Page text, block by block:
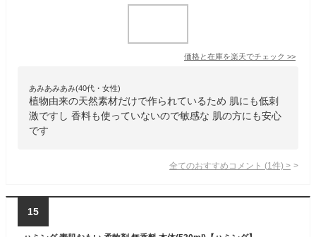
価格と在庫を楽天でチェック >>
あみあみあみ(40代・女性)
植物由来の天然素材だけで作られているため 肌にも低刺
激ですし 香料も使っていないので敏感な 肌の方にも安心
です
全てのおすすめコメント (1 件) >
15